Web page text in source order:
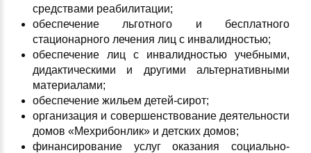
средствами реабилитации;
обеспечение льготного и бесплатного
стационарного лечения лиц с инвалидностью;
обеспечение лиц с инвалидностью учебными,
дидактическими и другими альтернативными
материалами;
обеспечение жильем детей-сирот;
организация и совершенствование деятельности
домов «Мехрибонлик» и детских домов;
финансирование услуг оказания социально-